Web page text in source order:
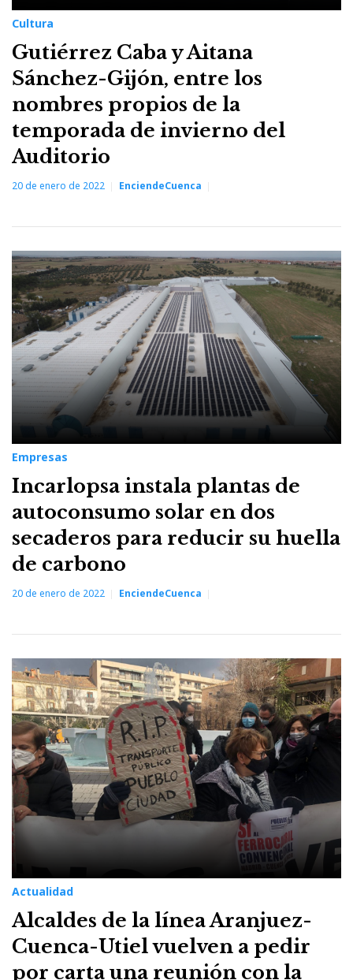
Cultura
Gutiérrez Caba y Aitana
Sánchez-Gijón, entre los
nombres propios de la
temporada de invierno del
Auditorio
20 de enero de 2022 EnciendeCuenca
Empresas
Incarlopsa instala plantas de
autoconsumo solar en dos
secaderos para reducir su huella
de carbono
20 de enero de 2022 EnciendeCuenca
Actualidad
Alcaldes de la línea Aranjuez-
Cuenca-Utiel vuelven a pedir
por carta una reunión con la